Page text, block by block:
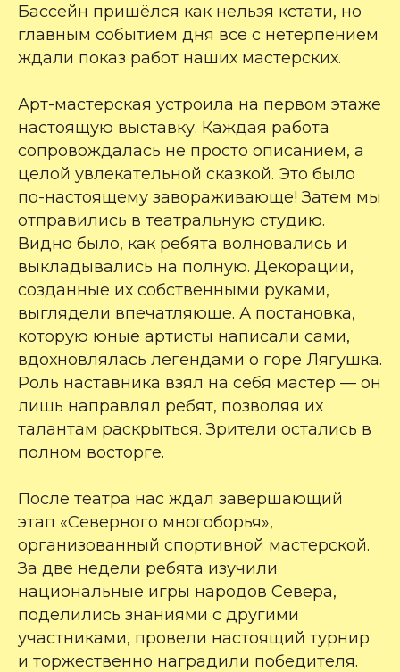
Бассейн пришёлся как нельзя кстати, но
главным событием дня все с нетерпением
ждали показ работ наших мастерских.
Арт-мастерская устроила на первом этаже
настоящую выставку. Каждая работа
сопровождалась не просто описанием, а
целой увлекательной сказкой. Это было
по-настоящему завораживающе! Затем мы
отправились в театральную студию.
Видно было, как ребята волновались и
выкладывались на полную. Декорации,
созданные их собственными руками,
выглядели впечатляюще. А постановка,
которую юные артисты написали сами,
вдохновлялась легендами о горе Лягушка.
Роль наставника взял на себя мастер — он
лишь направлял ребят, позволяя их
талантам раскрыться. Зрители остались в
полном восторге.
После театра нас ждал завершающий
этап «Северного многоборья»,
организованный спортивной мастерской.
За две недели ребята изучили
национальные игры народов Севера,
поделились знаниями с другими
участниками, провели настоящий турнир
и торжественно наградили победителя.